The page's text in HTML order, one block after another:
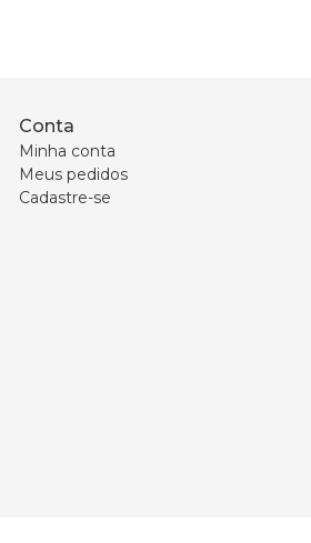
Conta
Minha conta
Meus pedidos
Cadastre-se